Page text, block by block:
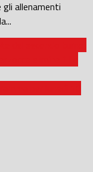
allenamenti